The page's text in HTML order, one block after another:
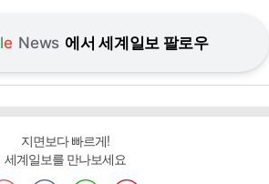
le News 에서 세계일보 팔로우
지면보다 빠르게!
세계일보를 만나보세요